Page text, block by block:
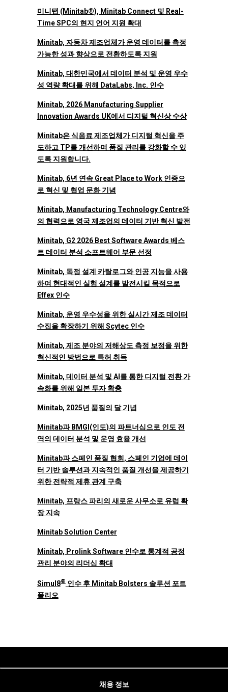
미니탭 (Minitab®), Minitab Connect 및 Real-
Time SPC의 현지 언어 지원 확대
Minitab, 자동차 제조업체가 운영 데이터를 측정
가능한 성과 향상으로 전환하도록 지원
Minitab, 대한민국에서 데이터 분석 및 운영 우수
성 역량 확대를 위해 DataLabs, Inc. 인수
Minitab, 2026 Manufacturing Supplier
Innovation Awards UK에서 디지털 혁신상 수상
Minitab은 식음료 제조업체가 디지털 혁신을 주
도하고 TP를 개선하며 품질 관리를 강화할 수 있
도록 지원합니다.
Minitab, 6년 연속 Great Place to Work 인증으
로 혁신 및 협업 문화 기념
Minitab, Manufacturing Technology Centre와
의 협력으로 영국 제조업의 데이터 기반 혁신 발전
Minitab, G2 2026 Best Software Awards 베스
트 데이터 분석 소프트웨어 부문 선정
Minitab, 독점 설계 카탈로그와 인공 지능을 사용
하여 현대적인 실험 설계를 발전시킬 목적으로
Effex 인수
Minitab, 운영 우수성을 위한 실시간 제조 데이터
수집을 확장하기 위해 Scytec 인수
Minitab, 제조 분야의 저해상도 측정 보정을 위한
혁신적인 방법으로 특허 취득
Minitab, 데이터 분석 및 AI를 통한 디지털 전환 가
속화를 위해 일본 투자 확충
Minitab, 2025년 품질의 달 기념
Minitab과 BMGI(인도)의 파트너십으로 인도 전
역의 데이터 분석 및 운영 효율 개선
Minitab과 스페인 품질 협회, 스페인 기업에 데이
터 기반 솔루션과 지속적인 품질 개선을 제공하기
위한 전략적 제휴 관계 구축
Minitab, 프랑스 파리의 새로운 사무소로 유럽 확
장 지속
Minitab Solution Center
Minitab, Prolink Software 인수로 통계적 공정
관리 분야의 리더십 확대
Simul8®인수 후 Minitab Bolsters 솔루션 포트
폴리오
채용 정보